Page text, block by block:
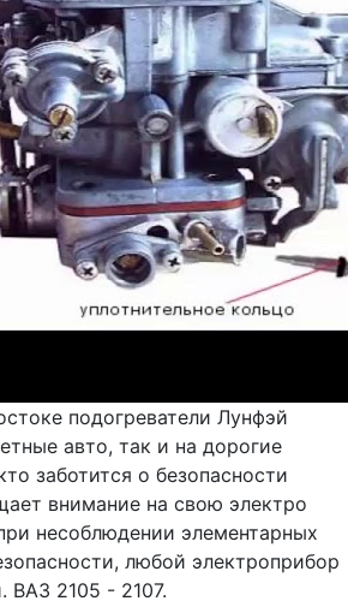
подогреватели Лунфэй
авто, так и на дорогие
заботится о безопасности
внимание на свою электро
несоблюдении элементарных
любой электроприбор
ВАЗ 2105 - 2107.